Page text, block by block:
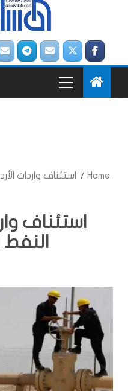
Home استئناف واردات
استئناف